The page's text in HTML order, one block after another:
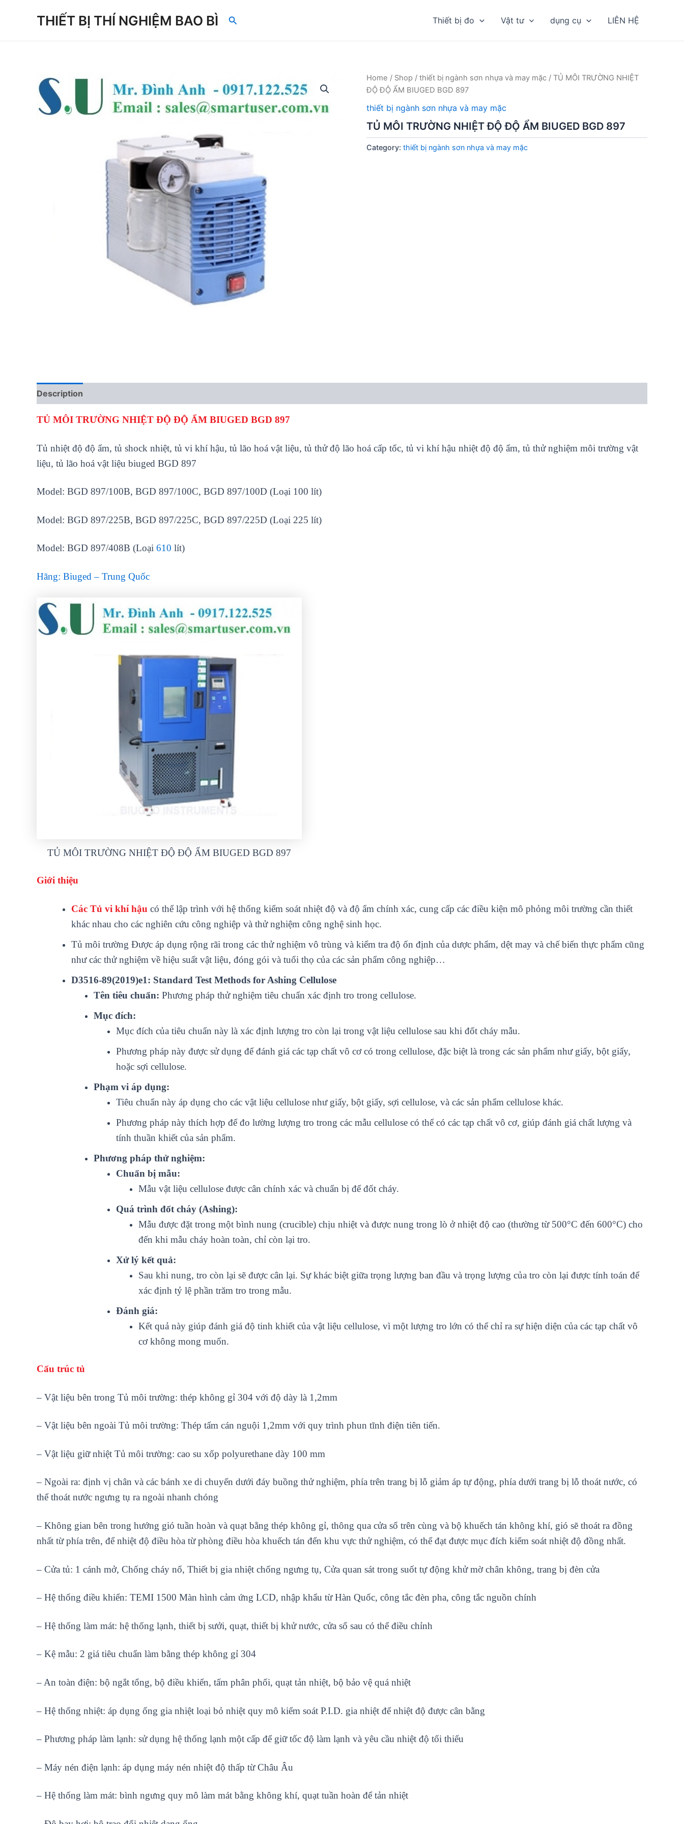
THIẾT BỊ THÍ NGHIỆM BAO BÌ Search Thiết bị đo Vật tư dụng cụ LIÊN HỆ
Home / Shop / thiết bị ngành sơn nhựa và may mặc / TỦ MÔI TRƯỜNG NHIỆT
ĐỘ ĐỘ ẨM BIUGED BGD 897
thiết bị ngành sơn nhựa và may mặc
TỦ MÔI TRƯỜNG NHIỆT ĐỘ ĐỘ ẨM BIUGED BGD 897
Category: thiết bị ngành sơn nhựa và may mặc
Description
TỦ MÔI TRƯỜNG NHIỆT ĐỘ ĐỘ ẨM BIUGED BGD 897
Tủ nhiệt độ độ ẩm, tủ shock nhiệt, tủ vi khí hậu, tủ lão hoá vật liệu, tủ thử độ lão hoá cấp tốc, tủ vi khí hậu nhiệt độ độ ẩm, tủ thử nghiệm môi trường vật
liệu, tủ lão hoá vật liệu biuged BGD 897
Model: BGD 897/100B, BGD 897/100C, BGD 897/100D (Loại 100 lít)
Model: BGD 897/225B, BGD 897/225C, BGD 897/225D (Loại 225 lít)
Model: BGD 897/408B (Loại 610 lít)
Hãng: Biuged – Trung Quốc
TỦ MÔI TRƯỜNG NHIỆT ĐỘ ĐỘ ẨM BIUGED BGD 897
Giới thiệu
Các Tủ vi khí hậu có thểlập trình với hệ thống kiểm soát nhiệt độ và độ ẩm chính xác, cung cấp các điều kiện mô phỏng môi trường cần thiết
khác nhau cho các nghiên cứu công nghiệp và thửnghiệm công nghệ sinh học.
Tủ môi trường Được áp dụng rộng rãi trong các thửnghiệm vô trùng và kiểm tra độ ổn định của dược phẩm, dệt may và chếbiến thực phẩm cũng
như các thửnghiệm về hiệu suất vật liệu, đóng gói và tuổi thọ của các sản phẩm công nghiệp…
D3516-89(2019)e1: Standard Test Methods for Ashing Cellulose
Tên tiêu chuẩn: Phương pháp thử nghiệm tiêu chuẩn xác định tro trong cellulose.
Mục đích:
Mục đích của tiêu chuẩn này là xác định lượng tro còn lại trong vật liệu cellulose sau khi đốt cháy mẫu.
Phương pháp này được sử dụng để đánh giá các tạp chất vô cơ có trong cellulose, đặc biệt là trong các sản phẩm như giấy, bột giấy,
hoặc sợi cellulose.
Phạm vi áp dụng:
Tiêu chuẩn này áp dụng cho các vật liệu cellulose như giấy, bột giấy, sợi cellulose, và các sản phẩm cellulose khác.
Phương pháp này thích hợp để đo lường lượng tro trong các mẫu cellulose có thể có các tạp chất vô cơ, giúp đánh giá chất lượng và
tính thuần khiết của sản phẩm.
Phương pháp thử nghiệm:
Chuẩn bị mẫu:
Mẫu vật liệu cellulose được cân chính xác và chuẩn bị để đốt cháy.
Quá trình đốt cháy (Ashing):
Mẫu được đặt trong một bình nung (crucible) chịu nhiệt và được nung trong lò ở nhiệt độ cao (thường từ 500°C đến 600°C) cho
đến khi mẫu cháy hoàn toàn, chỉ còn lại tro.
Xử lý kết quả:
Sau khi nung, tro còn lại sẽ được cân lại. Sự khác biệt giữa trọng lượng ban đầu và trọng lượng của tro còn lại được tính toán để
xác định tỷ lệ phần trăm tro trong mẫu.
Đánh giá:
Kết quả này giúp đánh giá độ tinh khiết của vật liệu cellulose, vì một lượng tro lớn có thể chỉ ra sự hiện diện của các tạp chất vô
cơ không mong muốn.
Cấu trúc tủ
– Vật liệu bên trong Tủ môi trường: thép không gỉ 304 với độ dày là 1,2mm
– Vật liệu bên ngoài Tủ môi trường: Thép tấm cán nguội 1,2mm với quy trình phun tĩnh điện tiên tiến.
– Vật liệu giữ nhiệt Tủ môi trường: cao su xốp polyurethane dày 100 mm
– Ngoài ra: định vị chân và các bánh xe di chuyển dưới đáy buồng thử nghiệm, phía trên trang bị lỗ giảm áp tự động, phía dưới trang bị lỗ thoát nước, có
thể thoát nước ngưng tụ ra ngoài nhanh chóng
– Không gian bên trong hướng gió tuần hoàn và quạt bằng thép không gỉ, thông qua cửa sổ trên cùng và bộ khuếch tán không khí, gió sẽ thoát ra đồng
nhất từ ​​phía trên, để nhiệt độ điều hòa từ phòng điều hòa khuếch tán đến khu vực thử nghiệm, có thể đạt được mục đích kiểm soát nhiệt độ đồng nhất.
– Cửa tủ: 1 cánh mở, Chống cháy nổ, Thiết bị gia nhiệt chống ngưng tụ, Cửa quan sát trong suốt tự động khử mờ chân không, trang bị đèn cửa
– Hệ thống điều khiển: TEMI 1500 Màn hình cảm ứng LCD, nhập khẩu từ Hàn Quốc, công tắc đèn pha, công tắc nguồn chính
– Hệ thống làm mát: hệ thống lạnh, thiết bị sưởi, quạt, thiết bị khử nước, cửa sổ sau có thể điều chỉnh
– Kệ mẫu: 2 giá tiêu chuẩn làm bằng thép không gỉ 304
– An toàn điện: bộ ngắt tổng, bộ điều khiển, tấm phân phối, quạt tản nhiệt, bộ bảo vệ quá nhiệt
– Hệ thống nhiệt: áp dụng ống gia nhiệt loại bỏ nhiệt quy mô kiểm soát P.I.D. gia nhiệt để nhiệt độ được cân bằng
– Phương pháp làm lạnh: sử dụng hệ thống lạnh một cấp để giữ tốc độ làm lạnh và yêu cầu nhiệt độ tối thiểu
– Máy nén điện lạnh: áp dụng máy nén nhiệt độ thấp từ Châu Âu
– Hệ thống làm mát: bình ngưng quy mô làm mát bằng không khí, quạt tuần hoàn để tản nhiệt